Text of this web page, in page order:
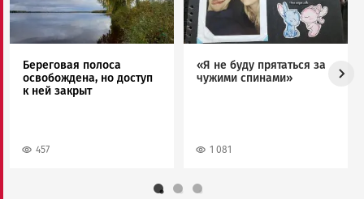
Береговая полоса
освобождена, но доступ
к ней закрыт
457
«Я не буду прятаться за
чужими спинами»
1 081